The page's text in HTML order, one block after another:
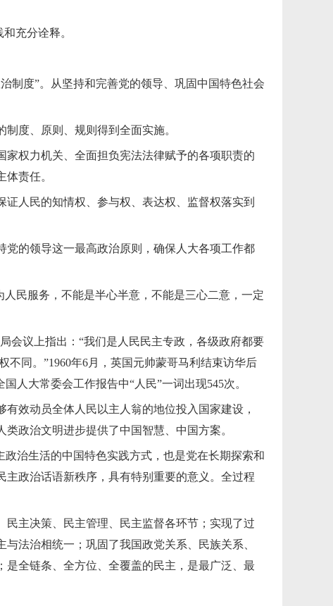
充分诠释。
制度”。从坚持和完善党的领导、巩固中国特色社会
度、原则、规则得到全面实施。
权力机关、全面担负宪法法律赋予的各项职责的
责任。
人民的知情权、参与权、表达权、监督权落实到
的领导这一最高政治原则，确保人大各项工作都
人民服务，不能是半心半意，不能是三心二意，一定
会议上指出：“我们是人民民主专政，各级政府都要
不同。”1960年6月，英国元帅蒙哥马利结束访华后
大常委会工作报告中“人民”一词出现545次。
效动员全体人民以主人翁的地位投入国家建设，
政治文明进步提供了中国智慧、中国方案。
治生活的中国特色实践方式，也是党在长期探索和
政治话语新秩序，具有特别重要的意义。全过程
主决策、民主管理、民主监督各环节；实现了过
法治相统一；巩固了我国政党关系、民族关系、
全链条、全方位、全覆盖的民主，是最广泛、最